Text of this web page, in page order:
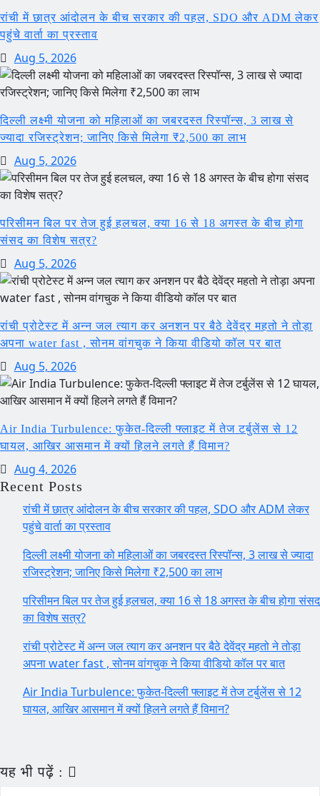
रांची में छात्र आंदोलन के बीच सरकार की पहल, SDO और ADM लेकर
पहुंचे वार्ता का प्रस्ताव
Aug 5, 2026
दिल्ली लक्ष्मी योजना को महिलाओं का जबरदस्त रिस्पॉन्स, 3 लाख से
ज्यादा रजिस्ट्रेशन; जानिए किसे मिलेगा ₹2,500 का लाभ
Aug 5, 2026
परिसीमन बिल पर तेज हुई हलचल, क्या 16 से 18 अगस्त के बीच होगा
संसद का विशेष सत्र?
Aug 5, 2026
रांची प्रोटेस्ट में अन्न जल त्याग कर अनशन पर बैठे देवेंद्र महतो ने तोड़ा
अपना water fast , सोनम वांगचुक ने किया वीडियो कॉल पर बात
Aug 5, 2026
Air India Turbulence: फुकेत-दिल्ली फ्लाइट में तेज टर्बुलेंस से 12
घायल, आखिर आसमान में क्यों हिलने लगते हैं विमान?
Aug 4, 2026
Recent Posts
रांची में छात्र आंदोलन के बीच सरकार की पहल, SDO और ADM लेकर
पहुंचे वार्ता का प्रस्ताव
दिल्ली लक्ष्मी योजना को महिलाओं का जबरदस्त रिस्पॉन्स, 3 लाख से ज्यादा
रजिस्ट्रेशन; जानिए किसे मिलेगा ₹2,500 का लाभ
परिसीमन बिल पर तेज हुई हलचल, क्या 16 से 18 अगस्त के बीच होगा संसद
का विशेष सत्र?
रांची प्रोटेस्ट में अन्न जल त्याग कर अनशन पर बैठे देवेंद्र महतो ने तोड़ा
अपना water fast , सोनम वांगचुक ने किया वीडियो कॉल पर बात
Air India Turbulence: फुकेत-दिल्ली फ्लाइट में तेज टर्बुलेंस से 12
घायल, आखिर आसमान में क्यों हिलने लगते हैं विमान?
यह भी पढ़ें :